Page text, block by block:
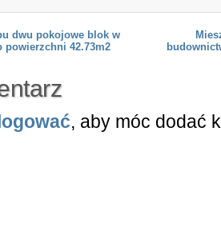
dwu pokojowe blok w
powierzchni 42.73m2
, aby móc dodać